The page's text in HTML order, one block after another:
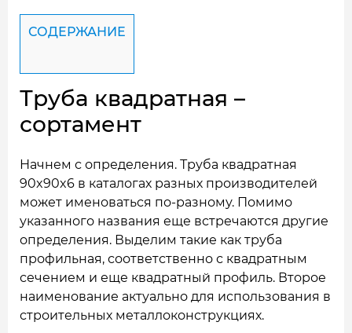
СОДЕРЖАНИЕ
Труба квадратная –
сортамент
Начнем с определения. Труба квадратная
90x90x6 в каталогах разных производителей
может именоваться по-разному. Помимо
указанного названия еще встречаются другие
определения. Выделим такие как труба
профильная, соответственно с квадратным
сечением и еще квадратный профиль. Второе
наименование актуально для использования в
строительных металлоконструкциях.